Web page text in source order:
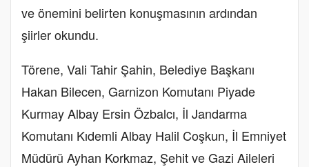
ve önemini belirten konuşmasının ardından
şiirler okundu.
Törene, Vali Tahir Şahin, Belediye Başkanı
Hakan Bilecen, Garnizon Komutanı Piyade
Kurmay Albay Ersin Özbalcı, İl Jandarma
Komutanı Kıdemli Albay Halil Coşkun, İl Emniyet
Müdürü Ayhan Korkmaz, Şehit ve Gazi Aileleri